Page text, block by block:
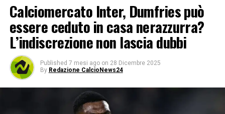
Calciomercato Inter, Dumfries può
essere ceduto in casa nerazzurra?
L’indiscrezione non lascia dubbi
Published 7 mesi ago on 28 Dicembre 2025
By Redazione CalcioNews24